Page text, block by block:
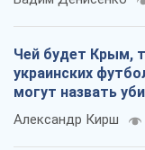
Чей будет Крым,
украинских
могут назвать
Александр Кирш